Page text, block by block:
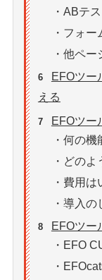
・ABテ
・フォ
・他ペ
6
EFOツー
える
7
EFOツー
・何の
・どの
・費用
・導入の
8
EFOツー
・EFO
・